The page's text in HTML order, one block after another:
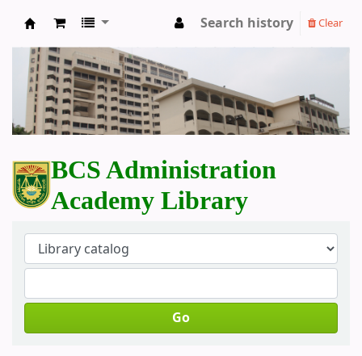
BCS Administration Academy Library
Search history Clear
BCS Administration
Academy Library
Go